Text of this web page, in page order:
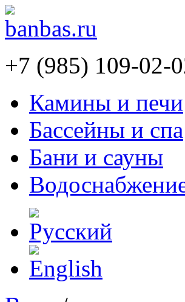
+7 (985) 109-02-
Камины и печи
Бассейны и спа
Бани и сауны